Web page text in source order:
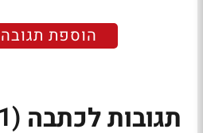
הוספת תגובה
תגובות לכתבה (1)